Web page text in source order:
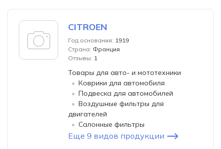
CITROEN
Год основания: 1919
Страна: Франция
Отзывы: 1
Товары для авто- и мототехники
Коврики для автомобиля
Подвеска для автомобилей
Воздушные фильтры для
двигателей
Салонные фильтры
Еще 9 видов продукции